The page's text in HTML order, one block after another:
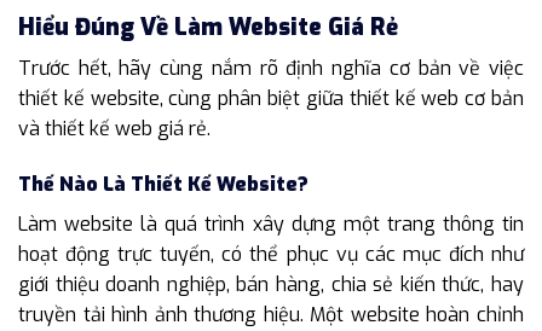
Hiểu Đúng Về Làm Website Giá Rẻ
Trước hết, hãy cùng nắm rõ định nghĩa cơ bản về việc
thiết kế website, cùng phân biệt giữa thiết kế web cơ bản
và thiết kế web giá rẻ.
Thế Nào Là Thiết Kế Website?
Làm website là quá trình xây dựng một trang thông tin
hoạt động trực tuyến, có thể phục vụ các mục đích như
giới thiệu doanh nghiệp, bán hàng, chia sẻ kiến thức, hay
truyền tải hình ảnh thương hiệu. Một website hoàn chỉnh